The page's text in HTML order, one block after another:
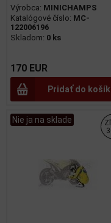
Výrobca: MINICHAMPS
Katalógové číslo: MC-
122006196
Skladom: 0 ks
170 EUR
Pridať do
Nie ja na sklade